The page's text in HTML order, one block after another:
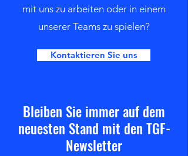
mit uns zu arbeiten oder in einem
unserer Teams zu spielen?
Kontaktieren Sie uns
Bleiben Sie immer auf dem
neuesten Stand mit den TGF-
Newsletter